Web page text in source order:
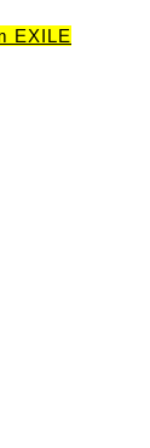
EXILE